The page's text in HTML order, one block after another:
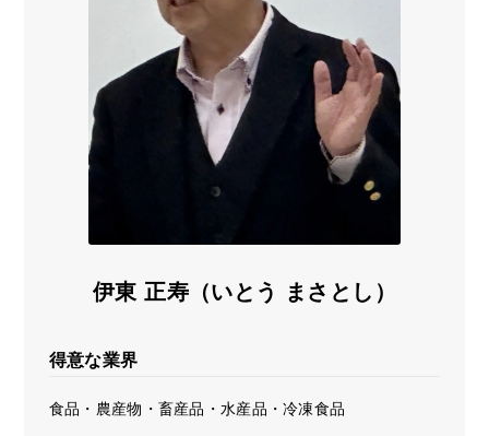
九州本部 沖縄事務所
伊東 正寿（いとう まさとし）
得意な業界
食品・農産物・畜産品・水産品・冷凍食品